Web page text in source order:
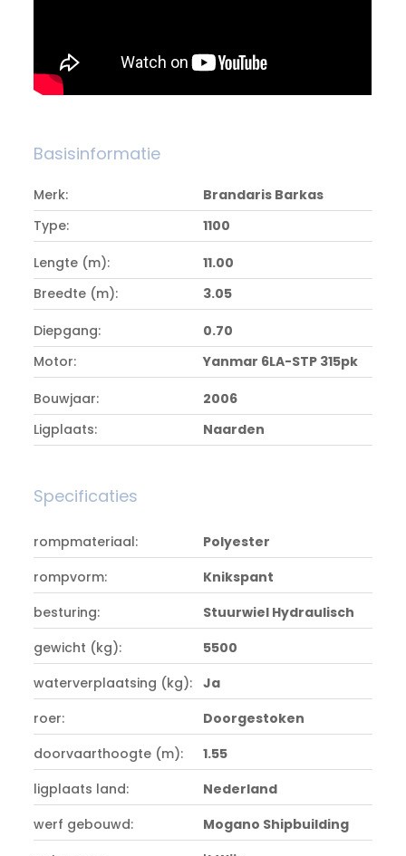
Basisinformatie
Merk:
Brandaris Barkas
Type:
1100
Lengte (m):
11.00
Breedte (m):
3.05
Diepgang:
0.70
Motor:
Yanmar 6LA-STP 315pk
Bouwjaar:
2006
Ligplaats:
Naarden
Specificaties
rompmateriaal:
Polyester
rompvorm:
Knikspant
besturing:
Stuurwiel Hydraulisch
gewicht (kg):
5500
waterverplaatsing (kg): Ja
roer:
Doorgestoken
doorvaarthoogte (m):
1.55
ligplaats land:
Nederland
werf gebouwd:
Mogano Shipbuilding